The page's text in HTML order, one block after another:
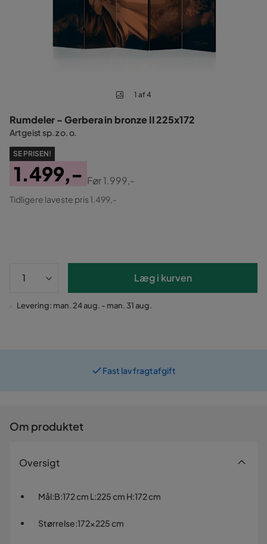
1 af 4
Rumdeler - Gerbera in bronze II 225x172
Artgeist sp. z o. o.
SE PRISEN!
Pris
1.499,-
Original
Før1.999,-
Tidligere laveste pris 1.499,-
Læg i kurven
Levering: man. 24 aug. - man. 31 aug.
Om produktet
Oversigt
Mål:B:172 cm L:225 cm H:172 cm
Størrelse:172x225 cm